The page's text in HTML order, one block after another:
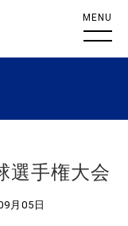
MENU
選手権大会
月05日